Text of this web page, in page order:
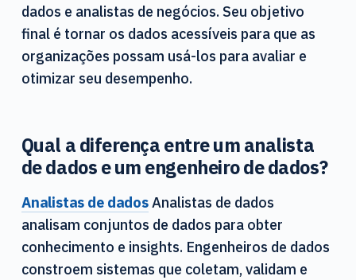
dados e analistas de negócios. Seu objetivo
final é tornar os dados acessíveis para que as
organizações possam usá-los para avaliar e
otimizar seu desempenho.
Qual a diferença entre um analista
de dados e um engenheiro de dados?
Analistas de dadosAnalistas de dados
analisam conjuntos de dados para obter
conhecimento e insights. Engenheiros de dados
constroem sistemas que coletam, validam e